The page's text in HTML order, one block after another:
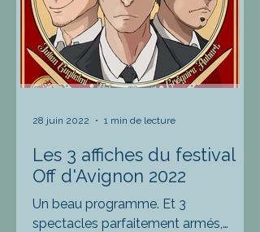
Les 3 affiches du festival
Off d'Avignon 2022
Un beau programme. Et 3
spectacles parfaitement armés,
28 juin 2022 1 min de lecture